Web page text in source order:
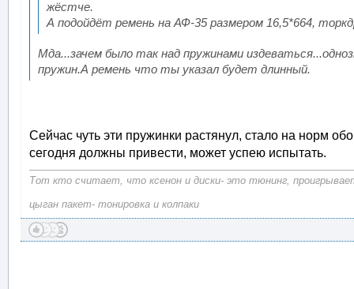
жёстче.
А подойдёт ремень на АФ-35 размером 16,5*664,
Мда...зачем было так над пружинами
пружин.А ремень что ты указал будет длинный.
Сейчас чуть эти пружинки растянул, стало на норм
сегодня должны привести, может успею испытать.
Тот кто считает, что ксенон и диски- это тюнинг,
цыган пакет- тонировка и колпаки